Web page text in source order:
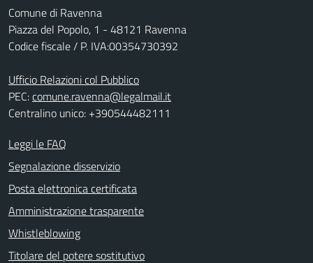
Comune di Ravenna
Piazza del Popolo, 1 - 48121 Ravenna
Codice fiscale / P. IVA:00354730392
Ufficio Relazioni col Pubblico
PEC:comune.ravenna@legalmail.it
Centralino unico: +390544482111
Leggi le FAQ
Segnalazione disservizio
Posta elettronica certificata
Amministrazione trasparente
Whistleblowing
Titolare del potere sostitutivo